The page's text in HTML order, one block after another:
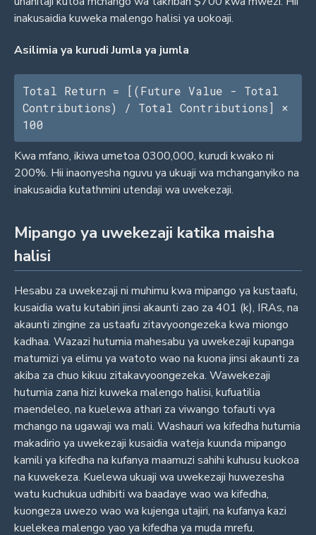
inakusaidia kuweka malengo halisi ya uokoaji.
Asilimia ya kurudi Jumla ya jumla
Total Return = [(Future Value - Total
Contributions) / Total Contributions] ×
100
Kwa mfano, ikiwa umetoa 0300,000, kurudi kwako ni
200%. Hii inaonyesha nguvu ya ukuaji wa mchanganyiko na
inakusaidia kutathmini utendaji wa uwekezaji.
Mipango ya uwekezaji katika maisha
halisi
Hesabu za uwekezaji ni muhimu kwa mipango ya kustaafu,
kusaidia watu kutabiri jinsi akaunti zao za 401 (k), IRAs, na
akaunti zingine za ustaafu zitavyoongezeka kwa miongo
kadhaa. Wazazi hutumia mahesabu ya uwekezaji kupanga
matumizi ya elimu ya watoto wao na kuona jinsi akaunti za
akiba za chuo kikuu zitakavyoongezeka. Wawekezaji
hutumia zana hizi kuweka malengo halisi, kufuatilia
maendeleo, na kuelewa athari za viwango tofauti vya
mchango na ugawaji wa mali. Washauri wa kifedha hutumia
makadirio ya uwekezaji kusaidia wateja kuunda mipango
kamili ya kifedha na kufanya maamuzi sahihi kuhusu kuokoa
na kuwekeza. Kuelewa ukuaji wa uwekezaji huwezesha
watu kuchukua udhibiti wa baadaye wao wa kifedha,
kuongeza uwezo wao wa kujenga utajiri, na kufanya kazi
kuelekea malengo yao ya kifedha ya muda mrefu.